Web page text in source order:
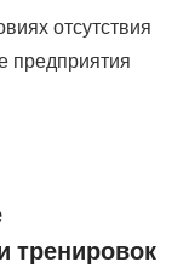
отсутствия
предприятия
тренировок